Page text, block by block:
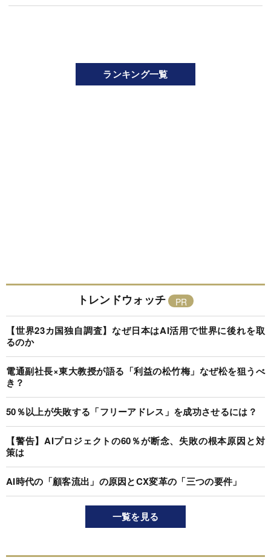
ランキング一覧
トレンドウォッチ
【世界23カ国独自調査】なぜ日本はAI活用で世界に後れを取
るのか
電通副社長×東大教授が語る「利益の松竹梅」なぜ松を狙うべ
き？
50％以上が失敗する「フリーアドレス」を成功させるには？
【警告】AIプロジェクトの60％が断念、失敗の根本原因と対
策は
AI時代の「顧客流出」の原因とCX変革の「三つの要件」
一覧を見る